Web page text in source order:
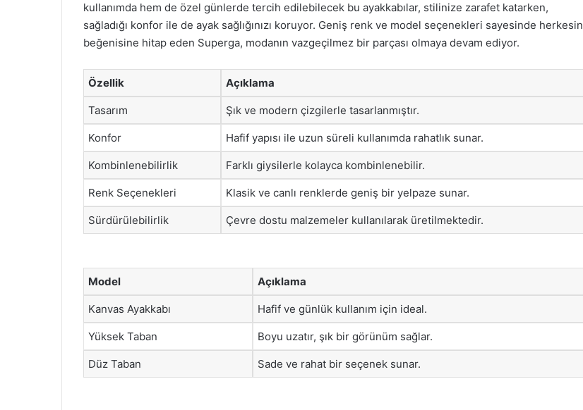
kullanımda hem de özel günlerde tercih edilebilecek bu ayakkabılar, stilinize zarafet katarken,
sağladığı konfor ile de ayak sağlığınızı koruyor. Geniş renk ve model seçenekleri sayesinde herkesin
beğenisine hitap eden Superga, modanın vazgeçilmez bir parçası olmaya devam ediyor.
Özellik Açıklama
Tasarım Şık ve modern çizgilerle tasarlanmıştır.
Konfor Hafif yapısı ile uzun süreli kullanımda rahatlık sunar.
Kombinlenebilirlik Farklı giysilerle kolayca kombinlenebilir.
Renk Seçenekleri Klasik ve canlı renklerde geniş bir yelpaze sunar.
Sürdürülebilirlik Çevre dostu malzemeler kullanılarak üretilmektedir.
Model Açıklama
Kanvas Ayakkabı Hafif ve günlük kullanım için ideal.
Yüksek Taban Boyu uzatır, şık bir görünüm sağlar.
Düz Taban Sade ve rahat bir seçenek sunar.